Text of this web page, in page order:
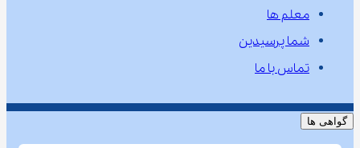
معلم ها
شما پرسیدین
تماس با ما
گواهی ها